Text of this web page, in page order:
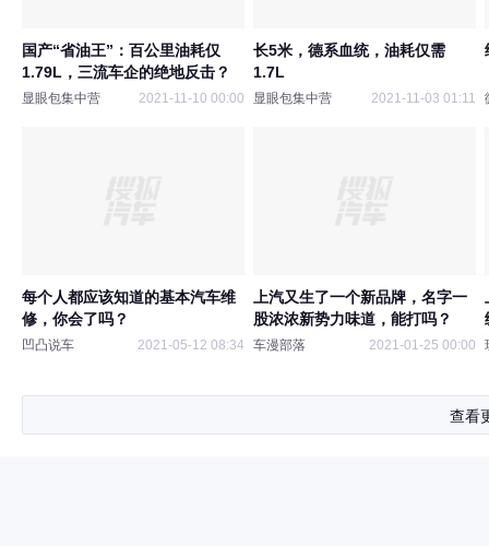
国产“省油王”：百公里油耗仅
1.79L，三流车企的绝地反击？
显眼包集中营 2021-11-10 00:00
长5米，德系血统，油耗仅需
1.7L
显眼包集中营 2021-11-03 01:11
每个人都应该知道的基本汽车维
修，你会了吗？
凹凸说车 2021-05-12 08:34
上汽又生了一个新品牌，名字一
股浓浓新势力味道，能打吗？
车漫部落 2021-01-25 00:00
查看